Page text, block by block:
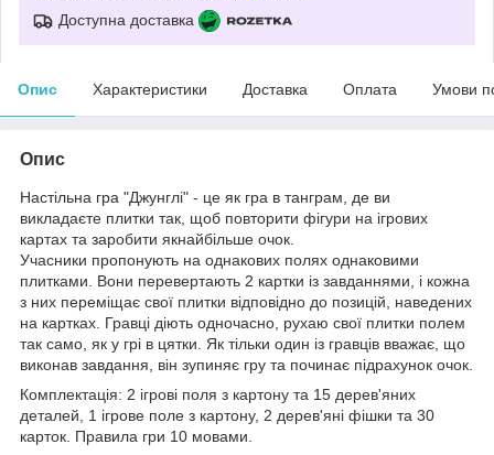
Доступна доставка
Опис Характеристики Доставка Оплата Умови
Опис
Настільна гра "Джунглі" - це як гра в танграм, де ви
викладаєте плитки так, щоб повторити фігури на ігрових
картах та заробити якнайбільше очок.
Учасники пропонують на однакових полях однаковими
плитками. Вони перевертають 2 картки із завданнями, і кожна
з них переміщає свої плитки відповідно до позицій, наведених
на картках. Гравці діють одночасно, рухаю свої плитки полем
так само, як у грі в цятки. Як тільки один із гравців вважає, що
виконав завдання, він зупиняє гру та починає підрахунок очок.
Комплектація: 2 ігрові поля з картону та 15 дерев'яних
деталей, 1 ігрове поле з картону, 2 дерев'яні фішки та 30
карток. Правила гри 10 мовами.